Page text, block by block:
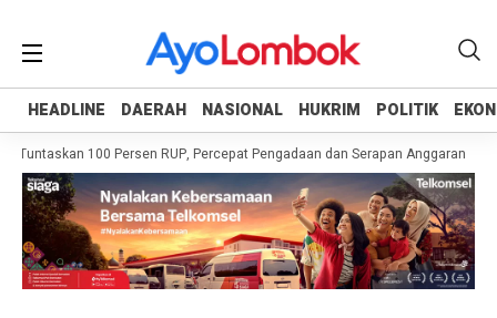
HEADLINE DAERAH NASIONAL HUKRIM POLITIK
HEADLINE DAERAH NASIONAL HUKRIM POLITIK
100 Persen RUP, Percepat Pengadaan dan Serapan Anggaran